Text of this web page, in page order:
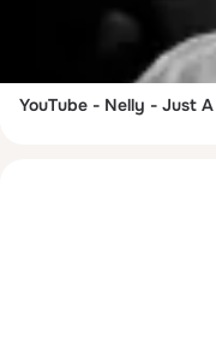
YouTube - Nelly - Just A